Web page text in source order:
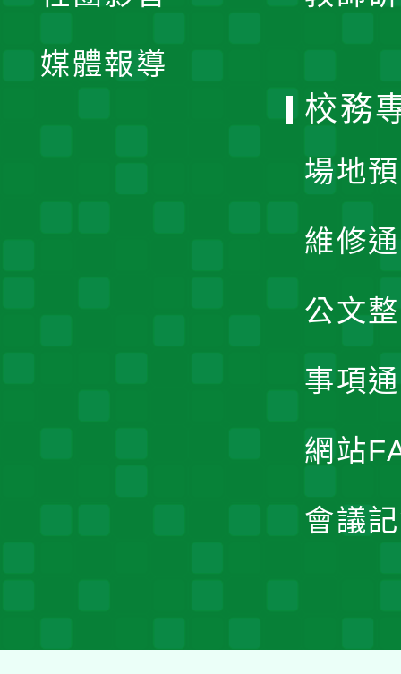
媒體報導
校務
場地
維修
公文
事項
網站
會議